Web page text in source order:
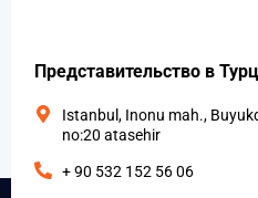
Представительство в
Istanbul, Inonu mah.,
no:20 atasehir
+ 90 532 152 56 06